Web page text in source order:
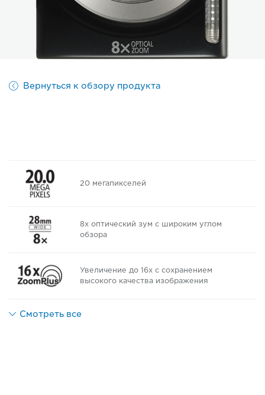
Вернуться к обзору продукта
20 мегапикселей
8x оптический зум с широким углом
обзора
Увеличение до 16x с сохранением
высокого качества изображения
Смотреть все